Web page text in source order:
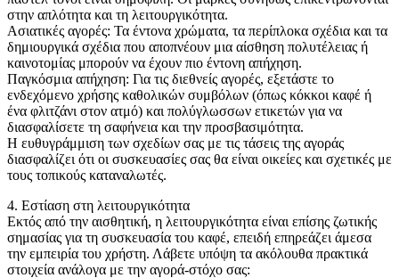
στην απλότητα και τη λειτουργικότητα.
Ασιατικές αγορές: Τα έντονα χρώματα, τα περίπλοκα σχέδια και τα
δημιουργικά σχέδια που αποπνέουν μια αίσθηση πολυτέλειας ή
καινοτομίας μπορούν να έχουν πιο έντονη απήχηση.
Παγκόσμια απήχηση: Για τις διεθνείς αγορές, εξετάστε το
ενδεχόμενο χρήσης καθολικών συμβόλων (όπως κόκκοι καφέ ή
ένα φλιτζάνι στον ατμό) και πολύγλωσσων ετικετών για να
διασφαλίσετε τη σαφήνεια και την προσβασιμότητα.
Η ευθυγράμμιση των σχεδίων σας με τις τάσεις της αγοράς
διασφαλίζει ότι οι συσκευασίες σας θα είναι οικείες και σχετικές με
τους τοπικούς καταναλωτές.
4. Εστίαση στη λειτουργικότητα
Εκτός από την αισθητική, η λειτουργικότητα είναι επίσης ζωτικής
σημασίας για τη συσκευασία του καφέ, επειδή επηρεάζει άμεσα
την εμπειρία του χρήστη. Λάβετε υπόψη τα ακόλουθα πρακτικά
στοιχεία ανάλογα με την αγορά-στόχο σας: